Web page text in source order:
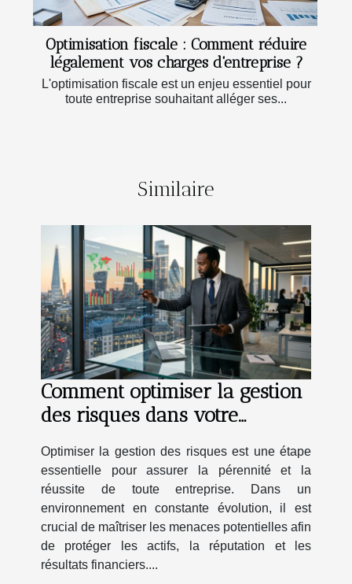
Optimisation fiscale : Comment réduire
légalement vos charges d'entreprise ?
L'optimisation fiscale est un enjeu essentiel pour
toute entreprise souhaitant alléger ses...
Similaire
Comment optimiser la gestion
des risques dans votre
Optimiser la gestion des risques est une étape
essentielle pour assurer la pérennité et la
réussite de toute entreprise. Dans un
environnement en constante évolution, il est
crucial de maîtriser les menaces potentielles afin
de protéger les actifs, la réputation et les
résultats financiers....